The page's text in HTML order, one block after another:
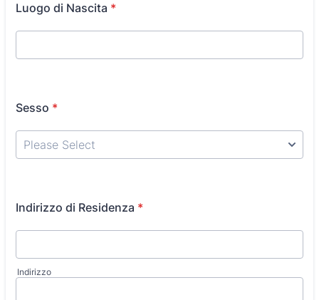
Luogo di Nascita *
Sesso *
Indirizzo di Residenza *
Indirizzo